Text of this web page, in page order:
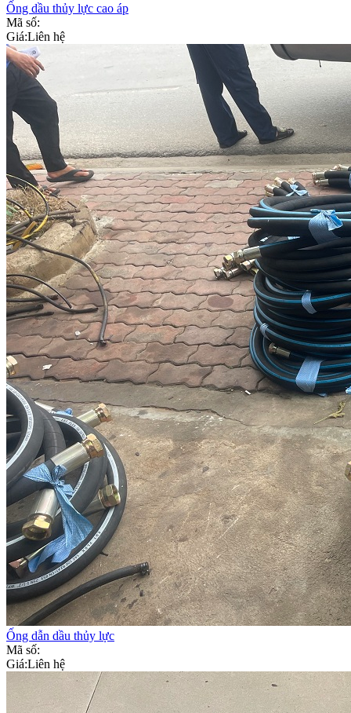
Ống dầu thủy lực cao áp
Mã số:
Giá:Liên hệ
Ống dẫn dầu thủy lực
Mã số:
Giá:Liên hệ